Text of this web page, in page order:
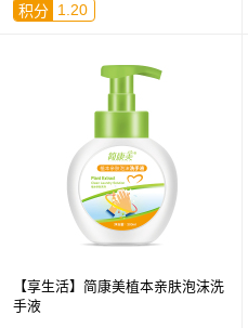
积分 1.20
【享生活】简康美植本亲肤泡沫洗
手液